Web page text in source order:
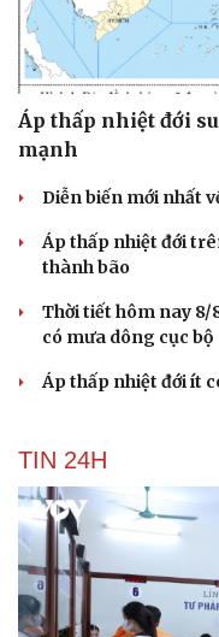
Áp thấp nhiệt đới
mạnh
Diễn biến mới nhất
Áp thấp nhiệt đới
thành bão
Thời tiết hôm nay 8/
có mưa dông cục bộ
Áp thấp nhiệt đới ít
TIN 24H